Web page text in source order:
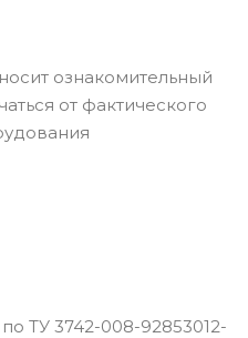
ТУ 3742-008-92853012-
ознакомительный
от фактического